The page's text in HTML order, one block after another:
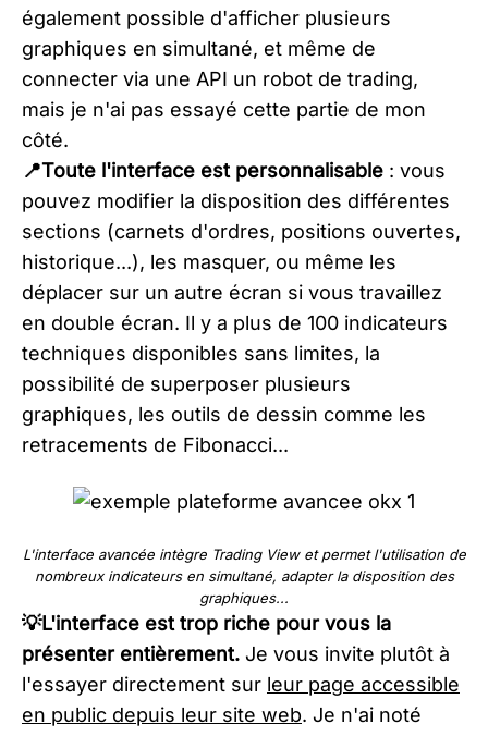
également possible d'afficher plusieurs
graphiques en simultané, et même de
connecter via une API un robot de trading,
mais je n'ai pas essayé cette partie de mon
côté.
📍Toute l'interface est personnalisable : vous
pouvez modifier la disposition des différentes
sections (carnets d'ordres, positions ouvertes,
historique...), les masquer, ou même les
déplacer sur un autre écran si vous travaillez
en double écran. Il y a plus de 100 indicateurs
techniques disponibles sans limites, la
possibilité de superposer plusieurs
graphiques, les outils de dessin comme les
retracements de Fibonacci...​
L'interface avancée intègre Trading View et permet l'utilisation de
nombreux indicateurs en simultané, adapter la disposition des
graphiques...
💡L'interface est trop riche pour vous la
présenter entièrement. Je vous invite plutôt à
l'essayer directement sur leur page accessible
en public depuis leur site web. Je n'ai noté